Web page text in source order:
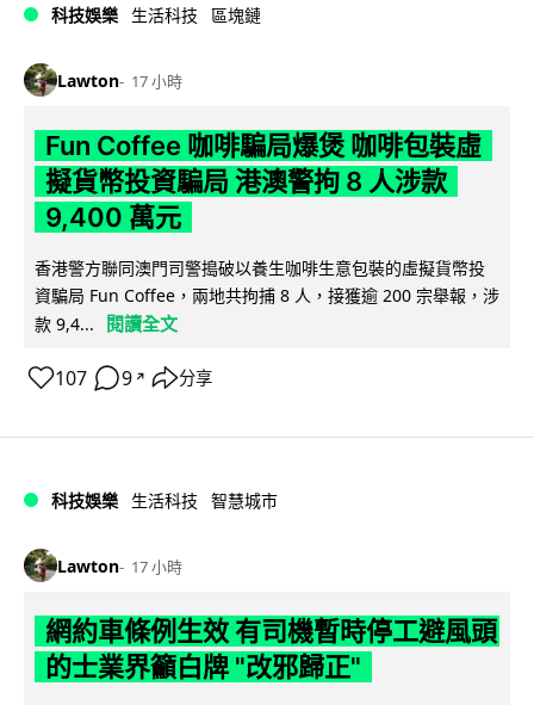
科技娛樂 生活科技 區塊鏈
Lawton 17 小時
Fun Coffee 咖啡騙局爆煲 咖啡包裝虛
擬貨幣投資騙局 港澳警拘 8 人涉款
9,400 萬元
香港警方聯同澳門司警搗破以養生咖啡生意包裝的虛擬貨幣投
資騙局 Fun Coffee，兩地共拘捕 8 人，接獲逾 200 宗舉報，涉
款 9,4...
閱讀全文
107 9 ↗ 分享
科技娛樂 生活科技 智慧城市
Lawton 17 小時
網約車條例生效 有司機暫時停工避風頭
的士業界籲白牌 "改邪歸正"